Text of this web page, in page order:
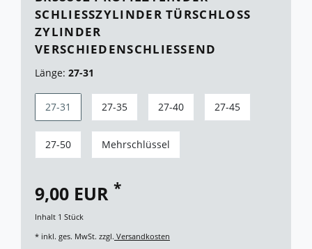
SCHLIESSZYLINDER TÜRSCHLOSS Z
YLINDER V
ERSCHIEDENSCHLIESSEND
Länge: 27-31
27-31 27-35 27-40 27-45
27-50 Mehrschlüssel
9,00 EUR *
Inhalt 1 Stück
* inkl. ges. MwSt. zzgl. Versandkosten